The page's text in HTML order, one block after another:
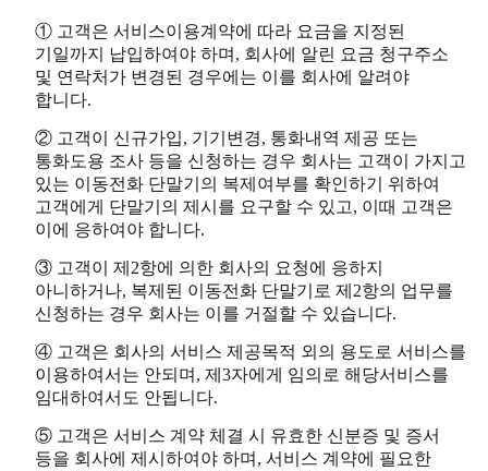
① 고객은 서비스이용계약에 따라 요금을 지정된
기일까지 납입하여야 하며, 회사에 알린 요금 청구주소
및 연락처가 변경된 경우에는 이를 회사에 알려야
합니다.
② 고객이 신규가입, 기기변경, 통화내역 제공 또는
통화도용 조사 등을 신청하는 경우 회사는 고객이 가지고
있는 이동전화 단말기의 복제여부를 확인하기 위하여
고객에게 단말기의 제시를 요구할 수 있고, 이때 고객은
이에 응하여야 합니다.
③ 고객이 제2항에 의한 회사의 요청에 응하지
아니하거나, 복제된 이동전화 단말기로 제2항의 업무를
신청하는 경우 회사는 이를 거절할 수 있습니다.
④ 고객은 회사의 서비스 제공목적 외의 용도로 서비스를
이용하여서는 안되며, 제3자에게 임의로 해당서비스를
임대하여서도 안됩니다.
⑤ 고객은 서비스 계약 체결 시 유효한 신분증 및 증서
등을 회사에 제시하여야 하며, 서비스 계약에 필요한